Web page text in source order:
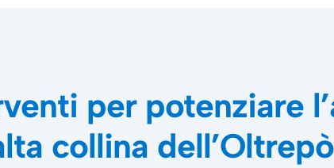
per potenziare
collina dell’Oltrepò